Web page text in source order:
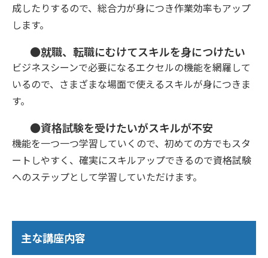
成したりするので、総合力が身につき作業効率もアップ
します。
●就職、転職にむけてスキルを身につけたい
ビジネスシーンで必要になるエクセルの機能を網羅して
いるので、さまざまな場面で使えるスキルが身につきま
す。
●資格試験を受けたいがスキルが不安
機能を一つ一つ学習していくので、初めての方でもスタ
ートしやすく、確実にスキルアップできるので資格試験
へのステップとして学習していただけます。
主な講座内容